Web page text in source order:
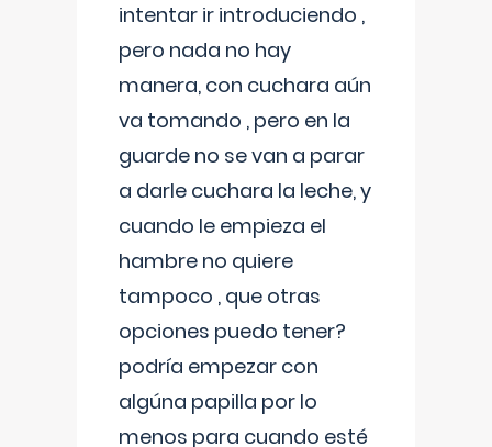
intentar ir introduciendo ,
pero nada no hay
manera, con cuchara aún
va tomando , pero en la
guarde no se van a parar
a darle cuchara la leche, y
cuando le empieza el
hambre no quiere
tampoco , que otras
opciones puedo tener?
podría empezar con
algúna papilla por lo
menos para cuando esté